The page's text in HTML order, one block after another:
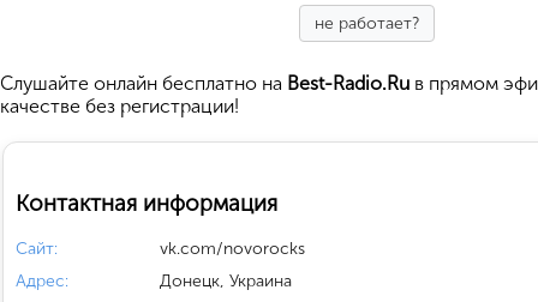
не работает?
Cлушайте онлайн бесплатно на Best-Radio.Ru в прямом
качестве без регистрации!
Контактная информация
Сайт:
vk.com/novorocks
Адрес:
Донецк, Украина